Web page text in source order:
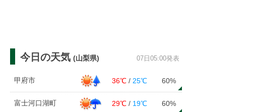
今日の天気 (山梨県) 07日05:00発表
甲府市 36℃ / 25℃ 60%
富士河口湖町 29℃ / 19℃ 60%